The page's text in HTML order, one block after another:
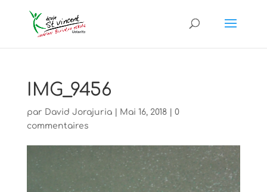
IMG_9456
par David Jorajuria| Mai 16, 2018| 0
commentaires